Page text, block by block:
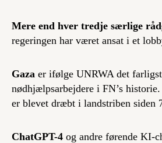
Mere end hver tredje særlige
regeringen har været ansat i et
Gaza er ifølge UNRWA det
nødhjælpsarbejdere i FN’s
er blevet dræbt i landstriben siden
ChatGPT-4 og andre førende KI-